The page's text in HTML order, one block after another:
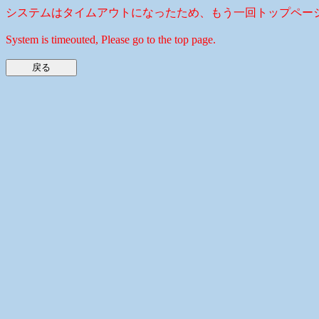
システムはタイムアウトになったため、もう一回トップペー
System is timeouted, Please go to the top page.